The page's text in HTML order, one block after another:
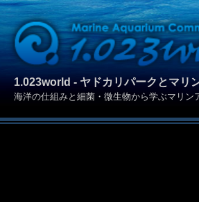
1.023world - ヤドカリパークとマリ
海洋の仕組みと細菌・微生物から学ぶマリン